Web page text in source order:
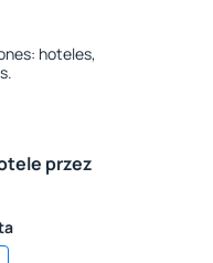
hoteles,
przez